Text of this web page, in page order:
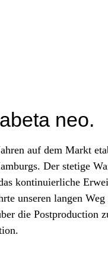
neo.
auf dem Markt
Der stetige
kontinuierliche
unseren langen
die Postproduction